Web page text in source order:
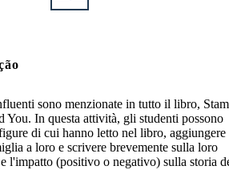
sono menzionate in tutto il libro,
You. In questa attività, gli studenti possono
di cui hanno letto nel libro, aggiungere
a loro e scrivere brevemente sulla loro
l'impatto (positivo o negativo) sulla storia